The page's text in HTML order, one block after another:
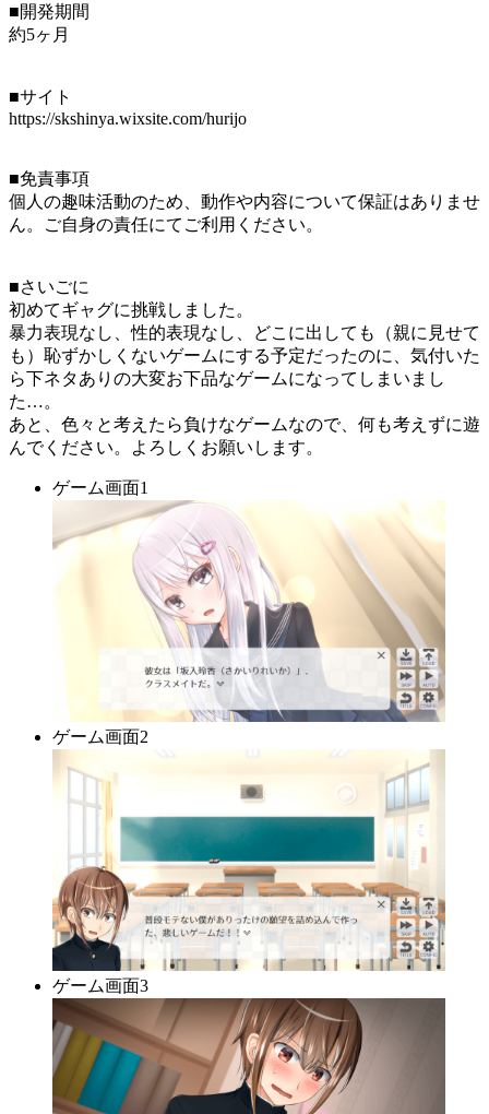
■開発期間
約5ヶ月
■サイト
https://skshinya.wixsite.com/hurijo
■免責事項
個人の趣味活動のため、動作や内容について保証はありませ
ん。ご自身の責任にてご利用ください。
■さいごに
初めてギャグに挑戦しました。
暴力表現なし、性的表現なし、どこに出しても（親に見せて
も）恥ずかしくないゲームにする予定だったのに、気付いた
ら下ネタありの大変お下品なゲームになってしまいまし
た…。
あと、色々と考えたら負けなゲームなので、何も考えずに遊
んでください。よろしくお願いします。
ゲーム画面1
ゲーム画面2
ゲーム画面3